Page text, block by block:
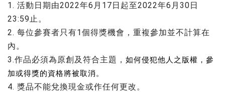
1. 活動日期由2022年6月17日起至2022年6月30日
23:59止。
2. 每位參賽者只有1個得獎機會，重複參加並不計算在
內。
3.作品必須為原創及符合主題， 如何侵犯他人之版權，參
加或得獎的資格將被取消。
4. 獎品不能兌換現金或作任何更改。